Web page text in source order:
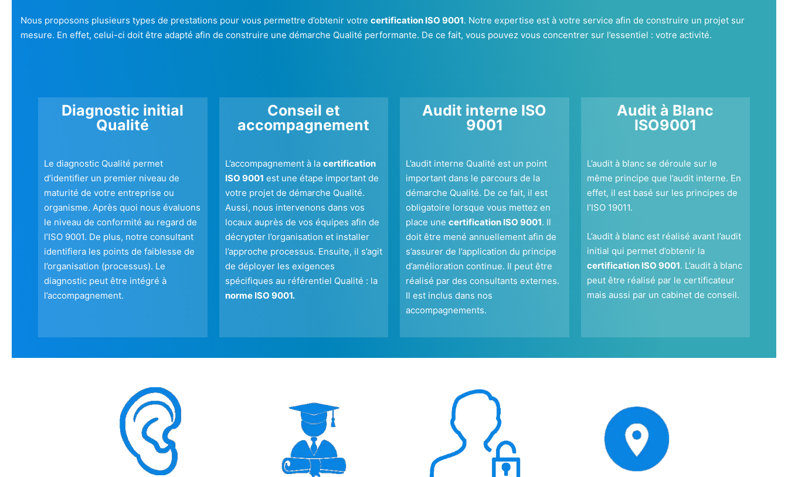
Nous proposons plusieurs types de prestations pour vous permettre d’obtenir votre certification ISO 9001. Notre expertise est à votre service afin de construire un projet sur
mesure. En effet, celui-ci doit être adapté afin de construire une démarche Qualité performante. De ce fait, vous pouvez vous concentrer sur l’essentiel : votre activité.
Diagnostic initial
Qualité
Le diagnostic Qualité permet
d’identifier un premier niveau de
maturité de votre entreprise ou
organisme. Après quoi nous évaluons
le niveau de conformité au regard de
l’ISO 9001. De plus, notre consultant
identifiera les points de faiblesse de
l’organisation (processus). Le
diagnostic peut être intégré à
l’accompagnement.
Conseil et
accompagnement
L’accompagnement à la certification
ISO 9001 est une étape important de
votre projet de démarche Qualité.
Aussi, nous intervenons dans vos
locaux auprès de vos équipes afin de
décrypter l’organisation et installer
l’approche processus. Ensuite, il s’agit
de déployer les exigences
spécifiques au référentiel Qualité : la
norme ISO 9001.
Audit interne ISO
9001
L’audit interne Qualité est un point
important dans le parcours de la
démarche Qualité. De ce fait, il est
obligatoire lorsque vous mettez en
place une certification ISO 9001. Il
doit être mené annuellement afin de
s’assurer de l’application du principe
d’amélioration continue. Il peut être
réalisé par des consultants externes.
Il est inclus dans nos
accompagnements.
Audit à Blanc
ISO9001
L’audit à blanc se déroule sur le
même principe que l’audit interne. En
effet, il est basé sur les principes de
l’ISO 19011.
L’audit à blanc est réalisé avant l’audit
initial qui permet d’obtenir la
certification ISO 9001. L’audit à blanc
peut être réalisé par le certificateur
mais aussi par un cabinet de conseil.